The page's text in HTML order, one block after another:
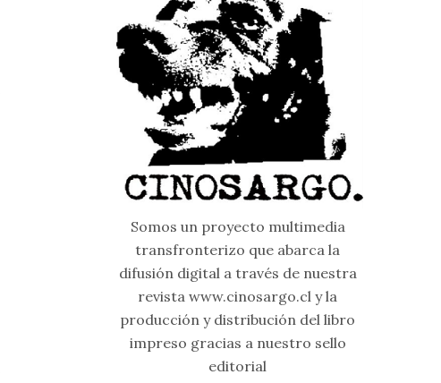
Somos un proyecto multimedia
transfronterizo que abarca la
difusión digital a través de nuestra
revista www.cinosargo.cl y la
producción y distribución del libro
impreso gracias a nuestro sello
editorial